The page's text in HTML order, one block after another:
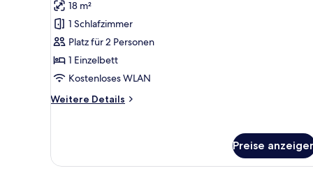
anzeigen
Bewertungen)
18 m²
1 Schlafzimmer
Platz für 2 Personen
1 Einzelbett
Kostenloses WLAN
Weitere Details
Weitere
Preise